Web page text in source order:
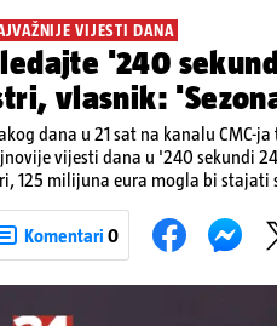
VIJESTI DANA
'240
vlasnik:
dana u 21 sat na kanalu CMC-
vijesti dana u '240 sekundi
125 milijuna eura mogla bi stajati
Komentari 0